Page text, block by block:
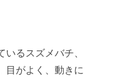
るスズメバチ、
目がよく、動きに